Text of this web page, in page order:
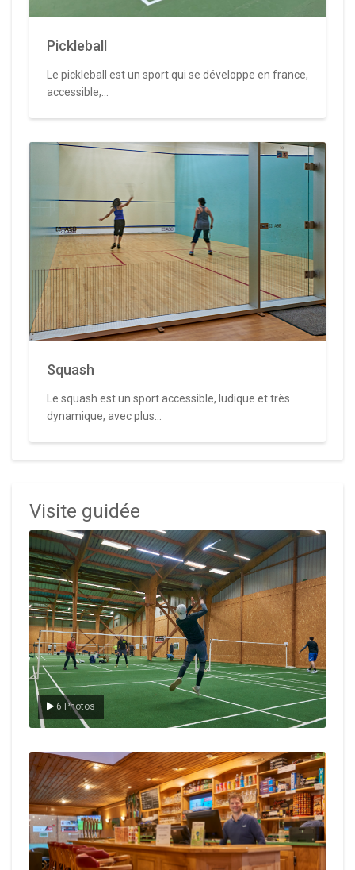
Pickleball
Le pickleball est un sport qui se développe en france,
accessible,...
Squash
Le squash est un sport accessible, ludique et très
dynamique, avec plus...
Visite guidée
6 Photos
Le badminton
Le Club